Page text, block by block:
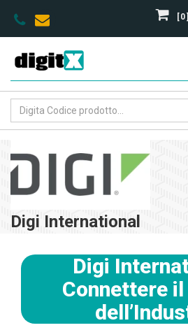
[0]
Digi International
Digi
Connettere